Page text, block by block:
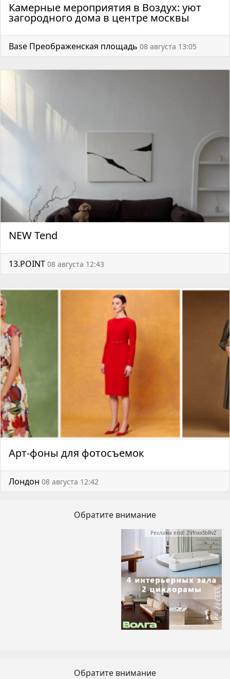
Камерные мероприятия в Воздух: уют
загородного дома в центре москвы
Base Преображенская площадь 08 августа 13:05
NEW Tend
13.POINT 08 августа 12:43
Арт-фоны для фотосъемок
Лондон 08 августа 12:42
Обратите внимание
Реклама erid: 2VfnxxSbRvZ
Обратите внимание